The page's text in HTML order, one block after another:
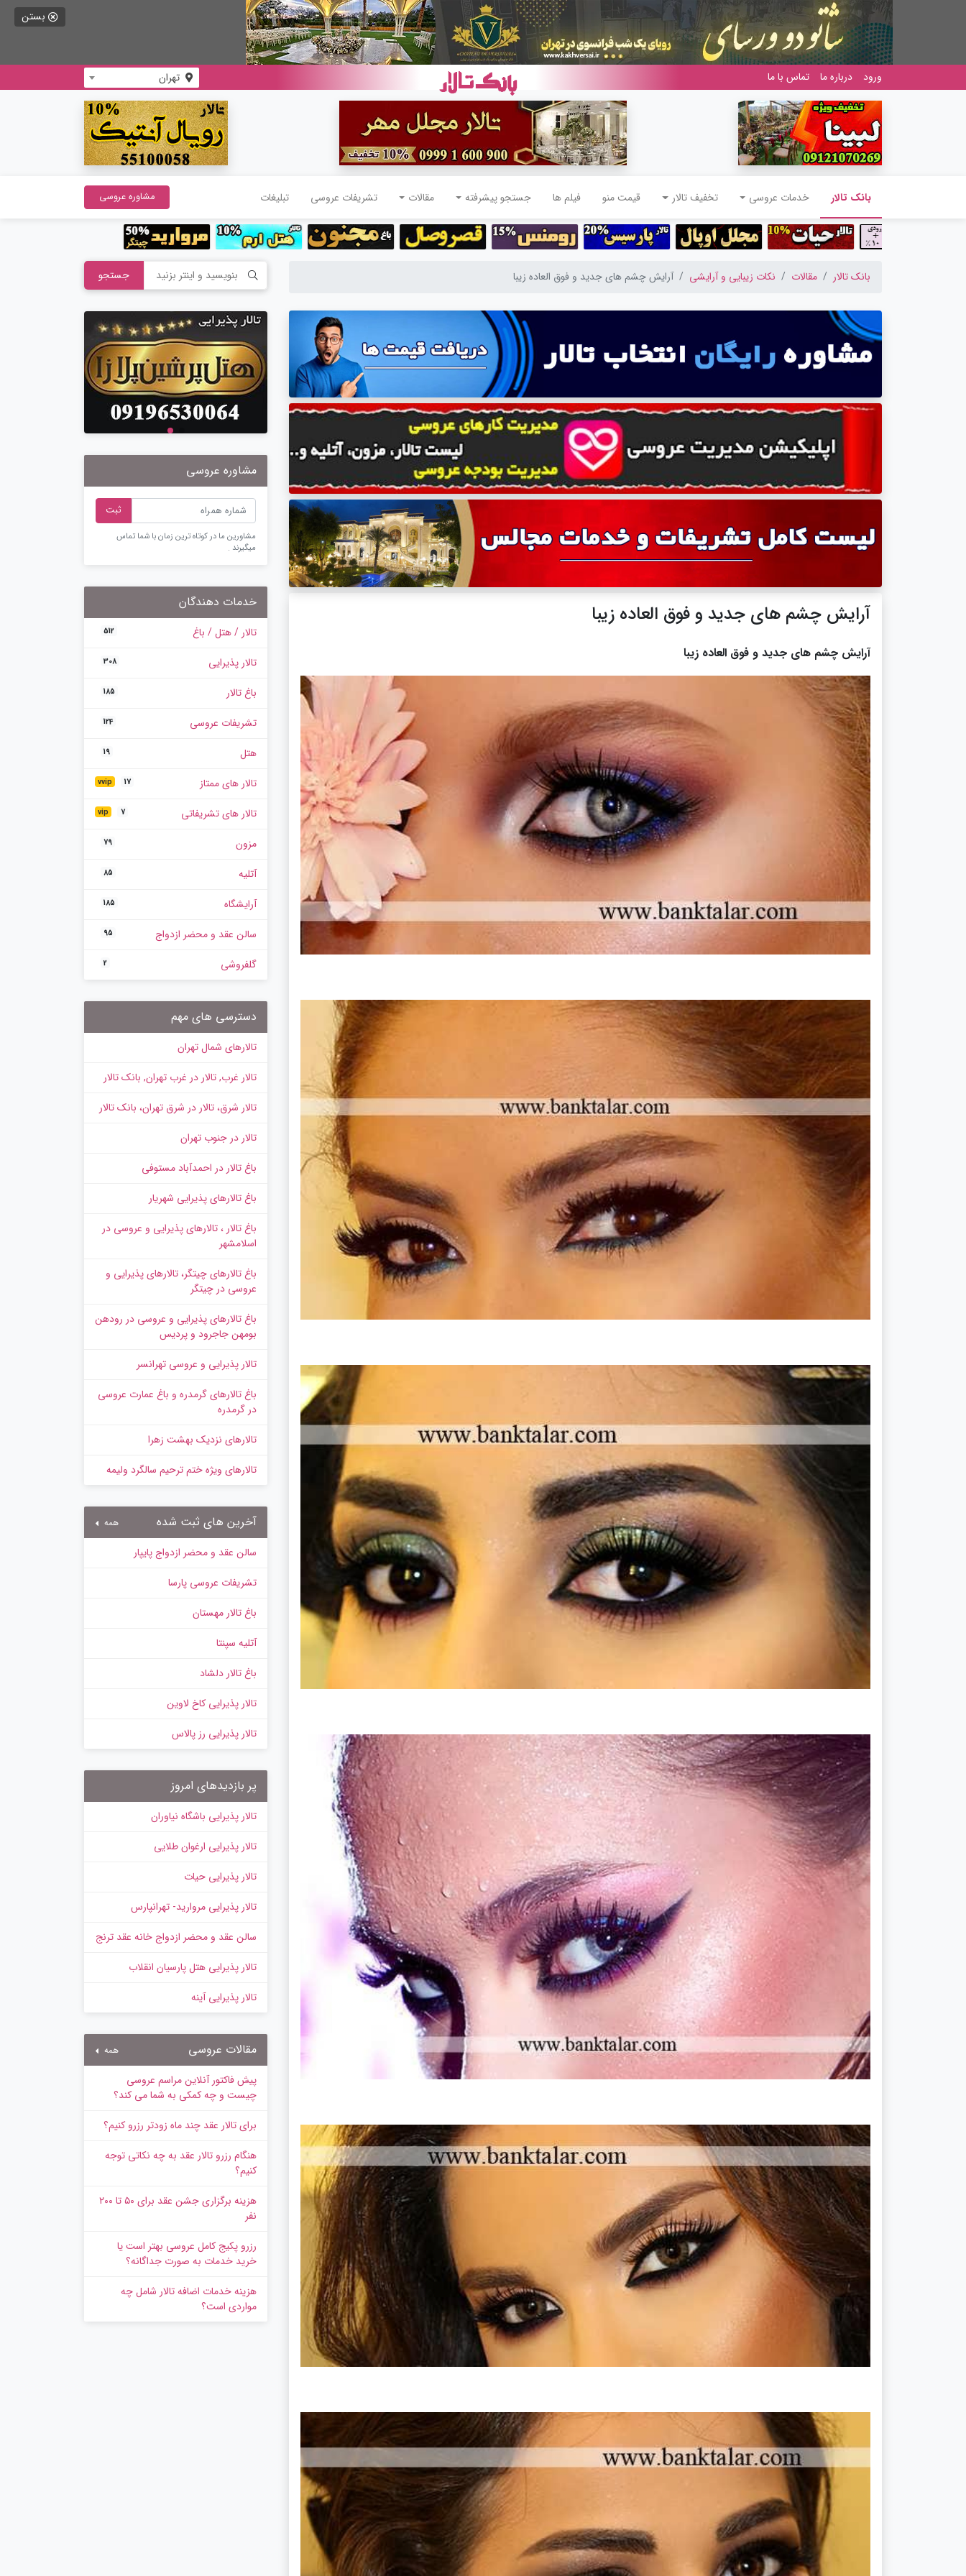
بستن
ورود درباره ما تماس با ما تهران
بانک تالار خدمات عروسی تخفیف تالار قیمت منو فیلم ها جستجو پیشرفته مقالات تشریفات عروسی تبلیغات مشاوره عروسی
بانک تالار مقالات نکات زیبایی و آرایشی آرایش چشم های جدید و فوق العاده زیبا
آرایش چشم های جدید و فوق العاده زیبا
آرایش چشم های جدید و فوق العاده زیبا
جستجو
مشاوره عروسی
ثبت
مشاورین ما در کوتاه ترین زمان با شما تماس
میگیرند .
خدمات دهندگان
تالار / هتل / باغ 512
تالار پذیرایی 308
باغ تالار 185
تشریفات عروسی 124
هتل 19
تالار های ممتاز vvip 17
تالار های تشریفاتی vip 7
مزون 79
آتلیه 85
آرایشگاه 185
سالن عقد و محضر ازدواج 95
گلفروشی 2
دسترسی های مهم
تالارهای شمال تهران
تالار غرب, تالار در غرب تهران, بانک تالار
تالار شرق، تالار در شرق تهران، بانک تالار
تالار در جنوب تهران
باغ تالار در احمدآباد مستوفی
باغ تالارهای پذیرایی شهریار
باغ تالار ، تالارهای پذیرایی و عروسی در
اسلامشهر
باغ تالارهای چیتگر، تالارهای پذیرایی و
عروسی در چیتگر
باغ تالارهای پذیرایی و عروسی در رودهن
بومهن جاجرود و پردیس
تالار پذیرایی و عروسی تهرانسر
باغ تالارهای گرمدره و باغ عمارت عروسی
در گرمدره
تالارهای نزدیک بهشت زهرا
تالارهای ویژه ختم ترحیم سالگرد ولیمه
آخرین های ثبت شده همه
سالن عقد و محضر ازدواج پایپار
تشریفات عروسی پارسا
باغ تالار مهستان
آتلیه سپنتا
باغ تالار دلشاد
تالار پذیرایی کاخ لاوین
تالار پذیرایی رز پالاس
پر بازدیدهای امروز
تالار پذیرایی باشگاه نیاوران
تالار پذیرایی ارغوان طلایی
تالار پذیرایی حیات
تالار پذیرایی مروارید- تهرانپارس
سالن عقد و محضر ازدواج خانه عقد ترنج
تالار پذیرایی هتل پارسیان انقلاب
تالار پذیرایی آینه
مقالات عروسی همه
پیش‌ فاکتور آنلاین مراسم عروسی
چیست و چه کمکی به شما می کند؟
برای تالار عقد چند ماه زودتر رزرو کنیم؟
هنگام رزرو تالار عقد به چه نکاتی توجه
کنیم؟
هزینه برگزاری جشن عقد برای ۵۰ تا ۲۰۰
نفر
رزرو پکیج کامل عروسی بهتر است یا
خرید خدمات به‌ صورت جداگانه؟
هزینه خدمات اضافه تالار شامل چه
مواردی است؟